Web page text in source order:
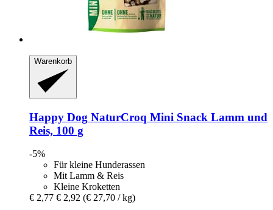
Warenkorb
Happy Dog NaturCroq Mini Snack Lamm und
Reis, 100 g
-5%
Für kleine Hunderassen
Mit Lamm & Reis
Kleine Kroketten
€ 2,77 € 2,92 (€ 27,70 / kg)